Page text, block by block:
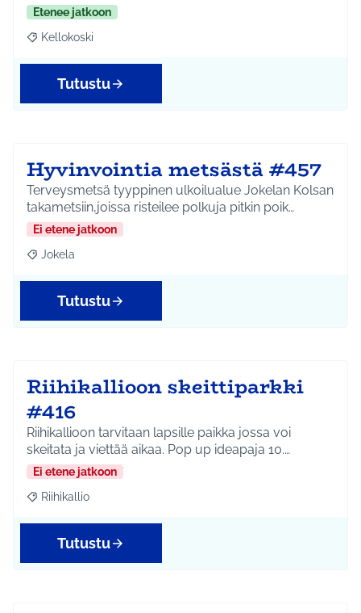
Etenee jatkoon
Rajaa tulokset aihepiirin mukaan: Kellokoski
Kellokoski
Tutustu
Hyvinvointia metsästä #457
Terveysmetsä tyyppinen ulkoilualue Jokelan Kolsan
takametsiin,joissa risteilee polkuja pitkin poik…
Ei etene jatkoon
Rajaa tulokset aihepiirin mukaan: Jokela
Jokela
Tutustu
Riihikallioon skeittiparkki
#416
Riihikallioon tarvitaan lapsille paikka jossa voi
skeitata ja viettää aikaa. Pop up ideapaja 10.…
Ei etene jatkoon
Rajaa tulokset aihepiirin mukaan: Riihikallio
Riihikallio
Tutustu